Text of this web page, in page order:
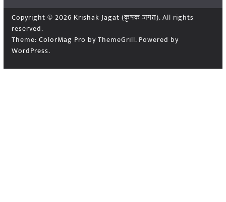
Copyright © 2026 Krishak Jagat (कृषक जगत). All rights
reserved.
Theme: ColorMag Pro by ThemeGrill. Powered by
WordPress.